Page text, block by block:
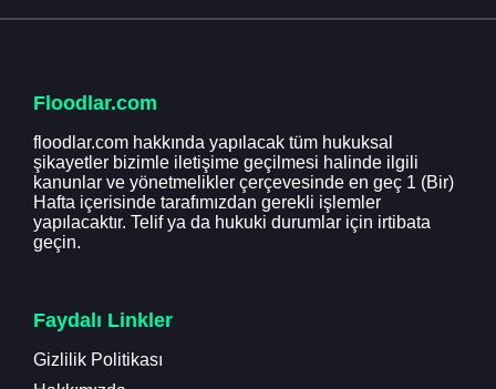
Floodlar.com
floodlar.com hakkında yapılacak tüm hukuksal
şikayetler bizimle iletişime geçilmesi halinde ilgili
kanunlar ve yönetmelikler çerçevesinde en geç 1 (Bir)
Hafta içerisinde tarafımızdan gerekli işlemler
yapılacaktır. Telif ya da hukuki durumlar için irtibata
geçin.
Faydalı Linkler
Gizlilik Politikası